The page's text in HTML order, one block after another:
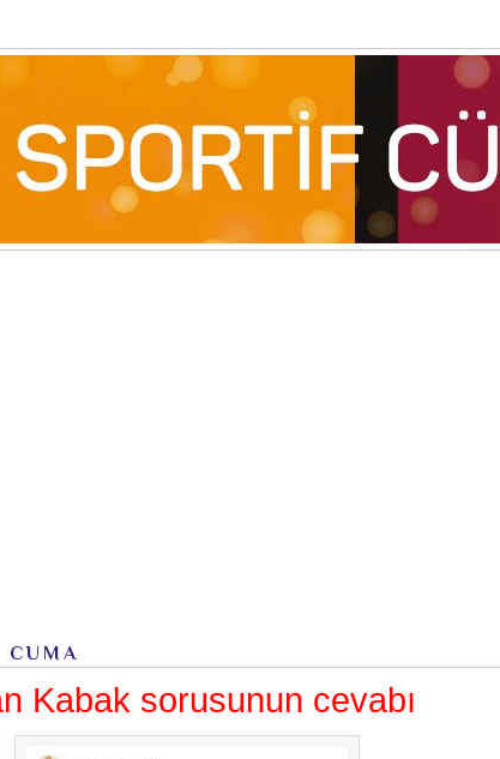
Kabak sorusunun cevabı